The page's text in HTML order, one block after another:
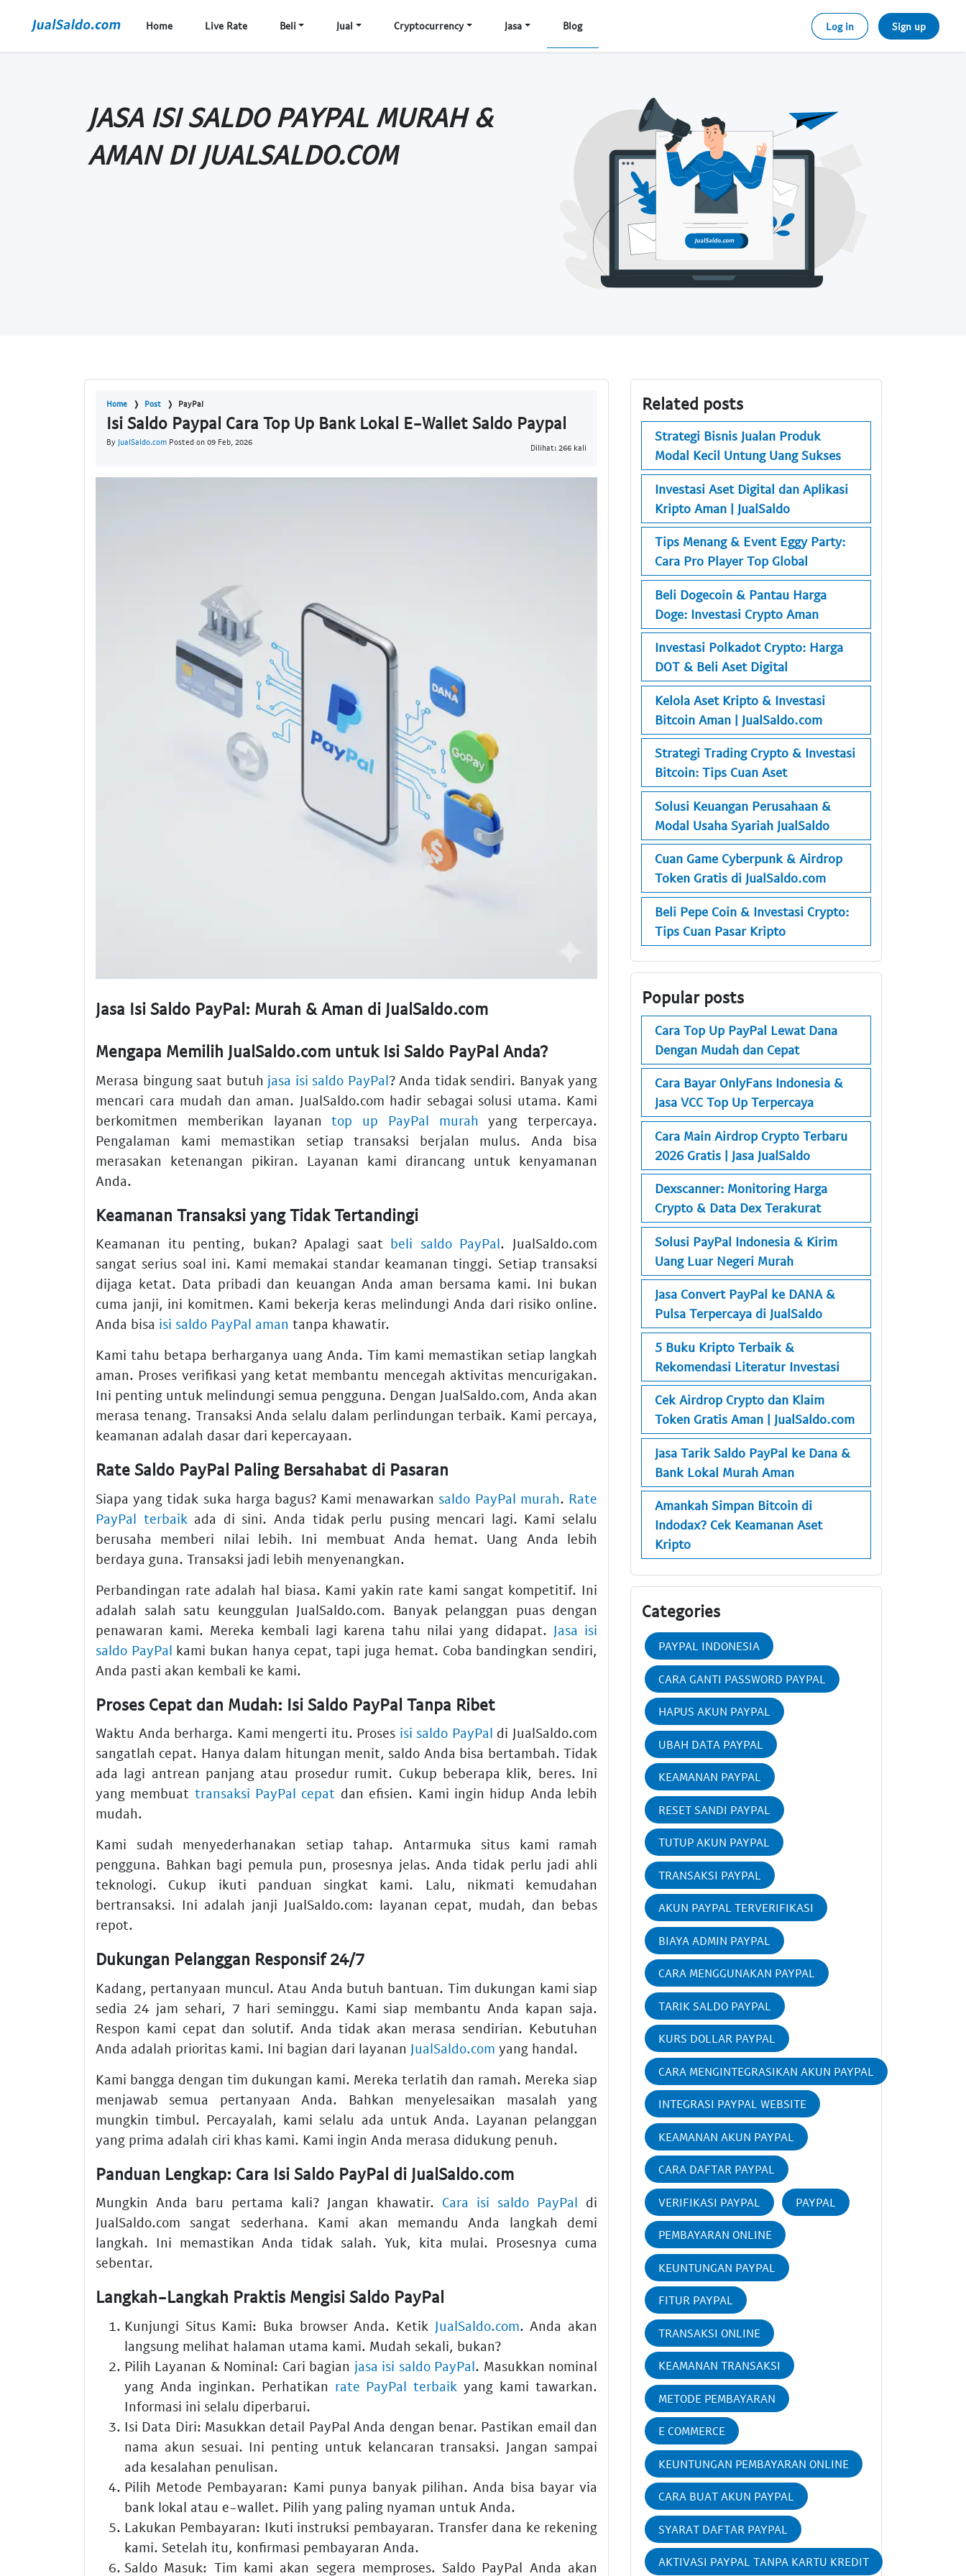
Home Live Rate Beli Jual Cryptocurrency Jasa Blog Log in Sign up
JASA ISI SALDO PAYPAL MURAH &
AMAN DI JUALSALDO.COM
Home Post PayPal
Isi Saldo Paypal Cara Top Up Bank Lokal E-Wallet Saldo Paypal
By JualSaldo.com Posted on 09 Feb, 2026
Dilihat: 266 kali
Jasa Isi Saldo PayPal: Murah & Aman di JualSaldo.com
Mengapa Memilih JualSaldo.com untuk Isi Saldo PayPal Anda?
Merasa bingung saat butuh jasa isi saldo PayPal? Anda tidak sendiri. Banyak yang
mencari cara mudah dan aman. JualSaldo.com hadir sebagai solusi utama. Kami
berkomitmen memberikan layanantop up PayPal murah yang terpercaya.
Pengalaman kami memastikan setiap transaksi berjalan mulus. Anda bisa
merasakan ketenangan pikiran. Layanan kami dirancang untuk kenyamanan
Anda.
Keamanan Transaksi yang Tidak Tertandingi
Keamanan itu penting, bukan? Apalagi saat beli saldo PayPal. JualSaldo.com
sangat serius soal ini. Kami memakai standar keamanan tinggi. Setiap transaksi
dijaga ketat. Data pribadi dan keuangan Anda aman bersama kami. Ini bukan
cuma janji, ini komitmen. Kami bekerja keras melindungi Anda dari risiko online.
Anda bisa isi saldo PayPal aman tanpa khawatir.
Kami tahu betapa berharganya uang Anda. Tim kami memastikan setiap langkah
aman. Proses verifikasi yang ketat membantu mencegah aktivitas mencurigakan.
Ini penting untuk melindungi semua pengguna. Dengan JualSaldo.com, Anda akan
merasa tenang. Transaksi Anda selalu dalam perlindungan terbaik. Kami percaya,
keamanan adalah dasar dari kepercayaan.
Rate Saldo PayPal Paling Bersahabat di Pasaran
Siapa yang tidak suka harga bagus? Kami menawarkansaldo PayPal murah. Rate
PayPal terbaikada di sini. Anda tidak perlu pusing mencari lagi. Kami selalu
berusaha memberi nilai lebih. Ini membuat Anda hemat. Uang Anda lebih
berdaya guna. Transaksi jadi lebih menyenangkan.
Perbandingan rate adalah hal biasa. Kami yakin rate kami sangat kompetitif. Ini
adalah salah satu keunggulan JualSaldo.com. Banyak pelanggan puas dengan
penawaran kami. Mereka kembali lagi karena tahu nilai yang didapat. Jasa isi
saldo PayPal kami bukan hanya cepat, tapi juga hemat. Coba bandingkan sendiri,
Anda pasti akan kembali ke kami.
Proses Cepat dan Mudah: Isi Saldo PayPal Tanpa Ribet
Waktu Anda berharga. Kami mengerti itu. Proses isi saldo PayPal di JualSaldo.com
sangatlah cepat. Hanya dalam hitungan menit, saldo Anda bisa bertambah. Tidak
ada lagi antrean panjang atau prosedur rumit. Cukup beberapa klik, beres. Ini
yang membuat transaksi PayPal cepat dan efisien. Kami ingin hidup Anda lebih
mudah.
Kami sudah menyederhanakan setiap tahap. Antarmuka situs kami ramah
pengguna. Bahkan bagi pemula pun, prosesnya jelas. Anda tidak perlu jadi ahli
teknologi. Cukup ikuti panduan singkat kami. Lalu, nikmati kemudahan
bertransaksi. Ini adalah janji JualSaldo.com: layanan cepat, mudah, dan bebas
repot.
Dukungan Pelanggan Responsif 24/7
Kadang, pertanyaan muncul. Atau Anda butuh bantuan. Tim dukungan kami siap
sedia 24 jam sehari, 7 hari seminggu. Kami siap membantu Anda kapan saja.
Respon kami cepat dan solutif. Anda tidak akan merasa sendirian. Kebutuhan
Anda adalah prioritas kami. Ini bagian dari layanan JualSaldo.com yang handal.
Kami bangga dengan tim dukungan kami. Mereka terlatih dan ramah. Mereka siap
menjawab semua pertanyaan Anda. Bahkan menyelesaikan masalah yang
mungkin timbul. Percayalah, kami selalu ada untuk Anda. Layanan pelanggan
yang prima adalah ciri khas kami. Kami ingin Anda merasa didukung penuh.
Panduan Lengkap: Cara Isi Saldo PayPal di JualSaldo.com
Mungkin Anda baru pertama kali? Jangan khawatir. Cara isi saldo PayPal di
JualSaldo.com sangat sederhana. Kami akan memandu Anda langkah demi
langkah. Ini memastikan Anda tidak salah. Yuk, kita mulai. Prosesnya cuma
sebentar.
Langkah-Langkah Praktis Mengisi Saldo PayPal
Kunjungi Situs Kami: Buka browser Anda. Ketik JualSaldo.com. Anda akan
langsung melihat halaman utama kami. Mudah sekali, bukan?
Pilih Layanan & Nominal: Cari bagian jasa isi saldo PayPal. Masukkan nominal
yang Anda inginkan. Perhatikan rate PayPal terbaik yang kami tawarkan.
Informasi ini selalu diperbarui.
Isi Data Diri: Masukkan detail PayPal Anda dengan benar. Pastikan email dan
nama akun sesuai. Ini penting untuk kelancaran transaksi. Jangan sampai
ada kesalahan penulisan.
Pilih Metode Pembayaran: Kami punya banyak pilihan. Anda bisa bayar via
bank lokal atau e-wallet. Pilih yang paling nyaman untuk Anda.
Lakukan Pembayaran: Ikuti instruksi pembayaran. Transfer dana ke rekening
kami. Setelah itu, konfirmasi pembayaran Anda.
Saldo Masuk: Tim kami akan segera memproses. Saldo PayPal Anda akan
Related posts
Strategi Bisnis Jualan Produk
Modal Kecil Untung Uang Sukses
Investasi Aset Digital dan Aplikasi
Kripto Aman | JualSaldo
Tips Menang & Event Eggy Party:
Cara Pro Player Top Global
Beli Dogecoin & Pantau Harga
Doge: Investasi Crypto Aman
Investasi Polkadot Crypto: Harga
DOT & Beli Aset Digital
Kelola Aset Kripto & Investasi
Bitcoin Aman | JualSaldo.com
Strategi Trading Crypto & Investasi
Bitcoin: Tips Cuan Aset
Solusi Keuangan Perusahaan &
Modal Usaha Syariah JualSaldo
Cuan Game Cyberpunk & Airdrop
Token Gratis di JualSaldo.com
Beli Pepe Coin & Investasi Crypto:
Tips Cuan Pasar Kripto
Popular posts
Cara Top Up PayPal Lewat Dana
Dengan Mudah dan Cepat
Cara Bayar OnlyFans Indonesia &
Jasa VCC Top Up Terpercaya
Cara Main Airdrop Crypto Terbaru
2026 Gratis | Jasa JualSaldo
Dexscanner: Monitoring Harga
Crypto & Data Dex Terakurat
Solusi PayPal Indonesia & Kirim
Uang Luar Negeri Murah
Jasa Convert PayPal ke DANA &
Pulsa Terpercaya di JualSaldo
5 Buku Kripto Terbaik &
Rekomendasi Literatur Investasi
Cek Airdrop Crypto dan Klaim
Token Gratis Aman | JualSaldo.com
Jasa Tarik Saldo PayPal ke Dana &
Bank Lokal Murah Aman
Amankah Simpan Bitcoin di
Indodax? Cek Keamanan Aset
Kripto
Categories
PAYPAL INDONESIA
CARA GANTI PASSWORD PAYPAL
HAPUS AKUN PAYPAL
UBAH DATA PAYPAL
KEAMANAN PAYPAL
RESET SANDI PAYPAL
TUTUP AKUN PAYPAL
TRANSAKSI PAYPAL
AKUN PAYPAL TERVERIFIKASI
BIAYA ADMIN PAYPAL
CARA MENGGUNAKAN PAYPAL
TARIK SALDO PAYPAL
KURS DOLLAR PAYPAL
CARA MENGINTEGRASIKAN AKUN PAYPAL
INTEGRASI PAYPAL WEBSITE
KEAMANAN AKUN PAYPAL
CARA DAFTAR PAYPAL
VERIFIKASI PAYPAL PAYPAL
PEMBAYARAN ONLINE
KEUNTUNGAN PAYPAL
FITUR PAYPAL
TRANSAKSI ONLINE
KEAMANAN TRANSAKSI
METODE PEMBAYARAN
E COMMERCE
KEUNTUNGAN PEMBAYARAN ONLINE
CARA BUAT AKUN PAYPAL
SYARAT DAFTAR PAYPAL
AKTIVASI PAYPAL TANPA KARTU KREDIT